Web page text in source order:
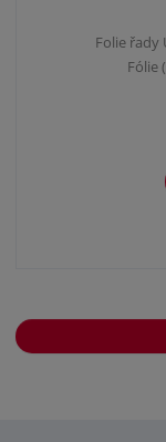
Folie řady
Fólie